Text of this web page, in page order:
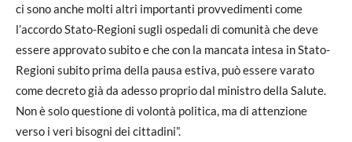
ci sono anche molti altri importanti provvedimenti come
l’accordo Stato-Regioni sugli ospedali di comunità che deve
essere approvato subito e che con la mancata intesa in Stato-
Regioni subito prima della pausa estiva, può essere varato
come decreto già da adesso proprio dal ministro della Salute.
Non è solo questione di volontà politica, ma di attenzione
verso i veri bisogni dei cittadini”.